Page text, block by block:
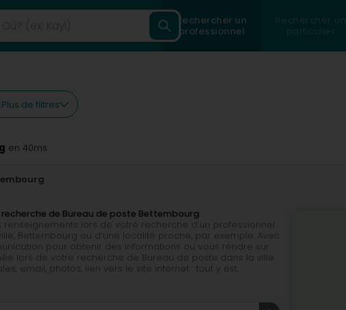
Rechercher un
professionnel
Rechercher un
particulier
Plus de filtres
en 40ms
de Bureau de poste Bettembourg
lors de votre recherche d’un professionnel
Bettembourg ou d’une localité proche, par exemple. Avec
pour obtenir des informations ou vous rendre sur
lors de votre recherche de Bureau de poste dans la ville
email, photos, lien vers le site internet : tout y est.